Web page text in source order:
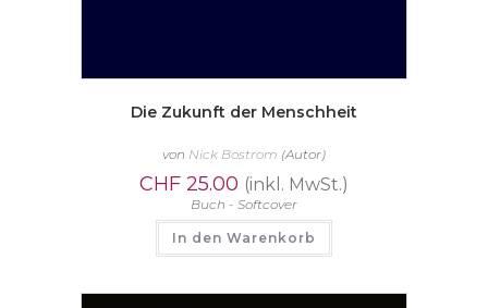
Die Zukunft der Menschheit
von Nick Bostrom (Autor)
CHF 25.00 (inkl. MwSt.)
Buch - Softcover
In den Warenkorb